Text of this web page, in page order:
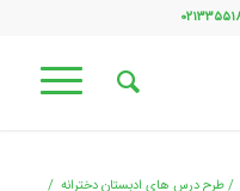
/طرح درس های ادبستان دخترانه /